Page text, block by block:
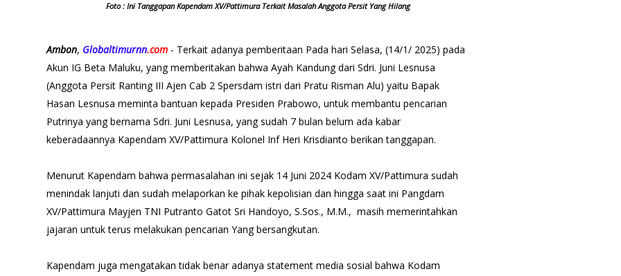
Foto : Ini Tanggapan Kapendam XV/Pattimura Terkait Masalah Anggota Persit Yang Hilang
Ambon, Globaltimurnn.com - Terkait adanya pemberitaan Pada hari Selasa, (14/1/ 2025) pada
Akun IG Beta Maluku, yang memberitakan bahwa Ayah Kandung dari Sdri. Juni Lesnusa
(Anggota Persit Ranting III Ajen Cab 2 Spersdam istri dari Pratu Risman Alu) yaitu Bapak
Hasan Lesnusa meminta bantuan kepada Presiden Prabowo, untuk membantu pencarian
Putrinya yang bernama Sdri. Juni Lesnusa, yang sudah 7 bulan belum ada kabar
keberadaannya Kapendam XV/Pattimura Kolonel Inf Heri Krisdianto berikan tanggapan.
Menurut Kapendam bahwa permasalahan ini sejak 14 Juni 2024 Kodam XV/Pattimura sudah
menindak lanjuti dan sudah melaporkan ke pihak kepolisian dan hingga saat ini Pangdam
XV/Pattimura Mayjen TNI Putranto Gatot Sri Handoyo, S.Sos., M.M., masih memerintahkan
jajaran untuk terus melakukan pencarian Yang bersangkutan.
Kapendam juga mengatakan tidak benar adanya statement media sosial bahwa Kodam